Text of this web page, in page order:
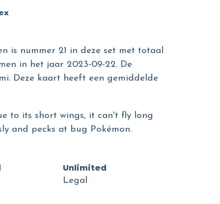
is nummer 21 in deze set met totaal
in het jaar 2023-09-22. De
Deze kaart heeft een gemiddelde
to its short wings, it can't fly long
and pecks at bug Pokémon.
Unlimited
Legal